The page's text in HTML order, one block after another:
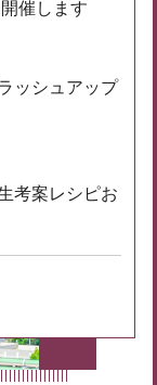
催します
ッシュアップ
考案レシピお